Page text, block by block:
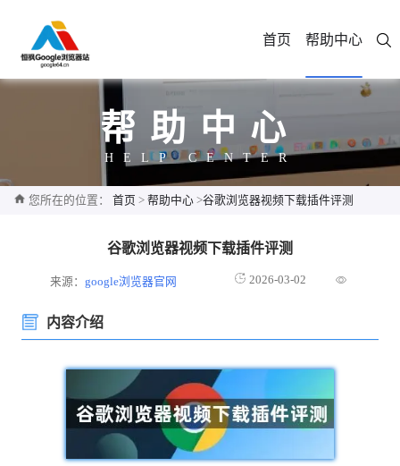
首页 帮助中心
帮助中心
HELP CENTER
您所在的位置： 首页 > 帮助中心 >谷歌浏览器视频下载插件评测
谷歌浏览器视频下载插件评测
来源：google浏览器官网 2026-03-02
内容介绍